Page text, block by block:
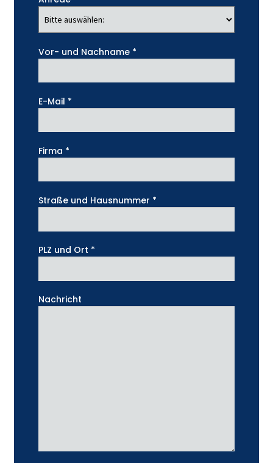
Vor- und Nachname *
E-Mail *
Firma *
Straße und Hausnummer *
PLZ und Ort *
Nachricht